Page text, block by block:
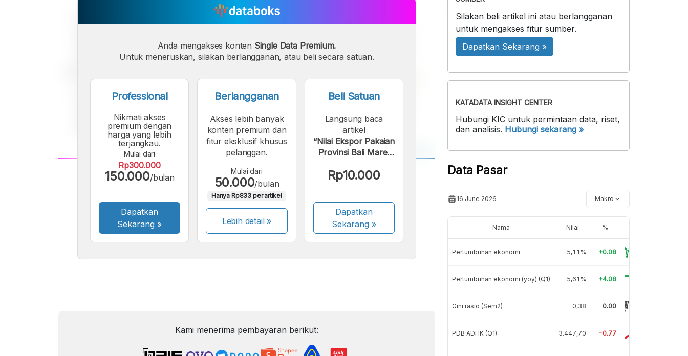
Font
Kecil
A
Font
Sedang
Font
Besar
Anda mengakses konten Single Data Premium.
Untuk meneruskan, silakan berlangganan, atau beli secara satuan.
Professional
Nikmati akses
premium dengan
harga yang lebih
terjangkau.
Mulai dari
Rp300.000
150.000/bulan
Dapatkan
Sekarang »
Berlangganan
Akses lebih banyak
konten premium dan
fitur eksklusif khusus
pelanggan.
Mulai dari
50.000/bulan
Hanya Rp833 per artikel
Lebih detail »
Beli Satuan
Langsung baca
artikel
“Nilai Ekspor Pakaian
Provinsi Bali Maret
Rp10.000
Dapatkan
Sekarang»
Kami menerima pembayaran berikut:
Silakan beli artikel ini atau berlangganan
untuk mengakses fitur sumber.
Dapatkan Sekarang »
KATADATA INSIGHT CENTER
Hubungi KIC untuk permintaan data, riset,
dan analisis. Hubungi sekarang »
Data Pasar
16 June 2026 Makro
Nama Nilai %
Pertumbuhan ekonomi 5,11% +0.08
Pertumbuhan ekonomi (yoy) (Q1) 5,61% +4.08
Gini rasio (Sem2) 0,38 0.00
PDB ADHK (Q1) 3.447,70 -0.77